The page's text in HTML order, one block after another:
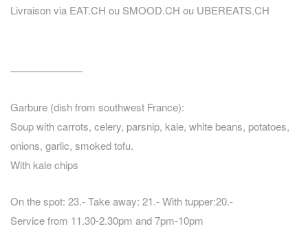
Livraison via EAT.CH ou SMOOD.CH ou UBEREATS.CH
———————
Garbure (dish from southwest France):
Soup with carrots, celery, parsnip, kale, white beans, potatoes,
onions, garlic, smoked tofu.
With kale chips
On the spot: 23.- Take away: 21.- With tupper:20.-
Service from 11.30-2.30pm and 7pm-10pm